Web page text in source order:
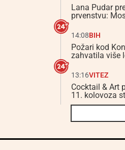
Lana Pudar
prvenstvu:
14:08BIH
Požari kod
zahvatila više
13:16VITEZ
Cocktail & Art
11. kolovoza